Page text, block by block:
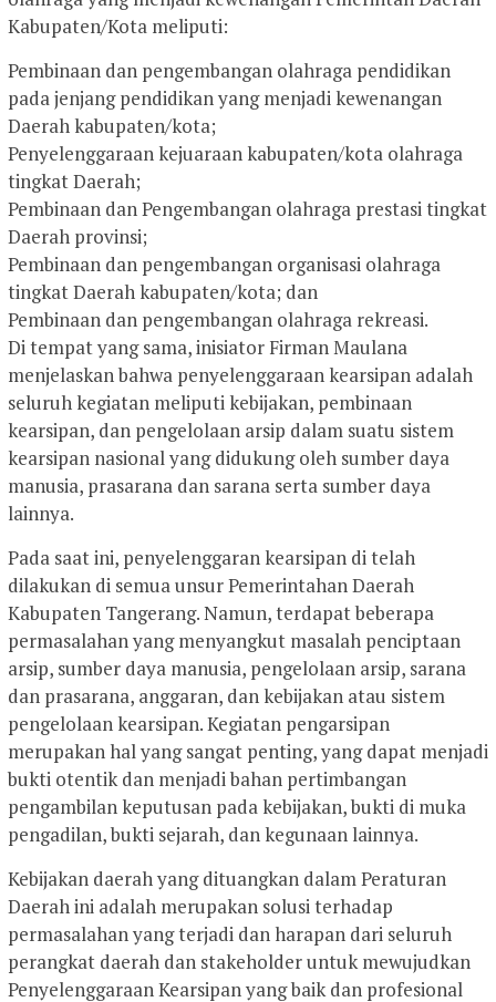
Kabupaten/Kota meliputi:
Pembinaan dan pengembangan olahraga pendidikan
pada jenjang pendidikan yang menjadi kewenangan
Daerah kabupaten/kota;
Penyelenggaraan kejuaraan kabupaten/kota olahraga
tingkat Daerah;
Pembinaan dan Pengembangan olahraga prestasi tingkat
Daerah provinsi;
Pembinaan dan pengembangan organisasi olahraga
tingkat Daerah kabupaten/kota; dan
Pembinaan dan pengembangan olahraga rekreasi.
Di tempat yang sama, inisiator Firman Maulana
menjelaskan bahwa penyelenggaraan kearsipan adalah
seluruh kegiatan meliputi kebijakan, pembinaan
kearsipan, dan pengelolaan arsip dalam suatu sistem
kearsipan nasional yang didukung oleh sumber daya
manusia, prasarana dan sarana serta sumber daya
lainnya.
Pada saat ini, penyelenggaran kearsipan di telah
dilakukan di semua unsur Pemerintahan Daerah
Kabupaten Tangerang. Namun, terdapat beberapa
permasalahan yang menyangkut masalah penciptaan
arsip, sumber daya manusia, pengelolaan arsip, sarana
dan prasarana, anggaran, dan kebijakan atau sistem
pengelolaan kearsipan. Kegiatan pengarsipan
merupakan hal yang sangat penting, yang dapat menjadi
bukti otentik dan menjadi bahan pertimbangan
pengambilan keputusan pada kebijakan, bukti di muka
pengadilan, bukti sejarah, dan kegunaan lainnya.
Kebijakan daerah yang dituangkan dalam Peraturan
Daerah ini adalah merupakan solusi terhadap
permasalahan yang terjadi dan harapan dari seluruh
perangkat daerah dan stakeholder untuk mewujudkan
Penyelenggaraan Kearsipan yang baik dan profesional